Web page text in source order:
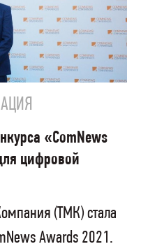
«ComNews
цифровой
(ТМК) стала
Awards 2021.